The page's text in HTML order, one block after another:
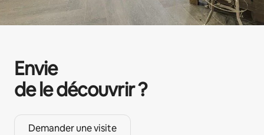
Envie
de le découvrir ?
Demander une visite